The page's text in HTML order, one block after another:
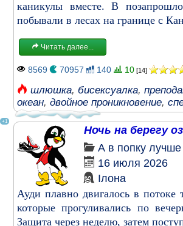
+1
каникулы вместе. В
побывали в лесах на границе с
Читать далее...
8569 70957 140 10 [14]
шлюшка, бисексуалка,
океан, двойное проникновение,
Ночь на берегу
А в попку лучше
16 июля 2026
Ілона
Ауди плавно двигалось в
которые прогуливались по
Защита через неделю, затем